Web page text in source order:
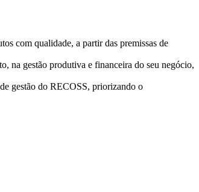
com qualidade, a partir das premissas de
na gestão produtiva e financeira do seu negócio,
gestão do RECOSS, priorizando o